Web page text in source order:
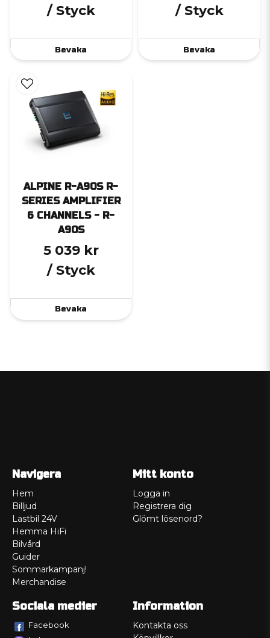
/ Styck
Bevaka
/ Styck
Bevaka
ALPINE R-A90S R-
SERIES AMPLIFIER
6 CHANNELS - R-
A90S
5 039 kr
/ Styck
Bevaka
Navigera
Hem
Billjud
Lastbil 24V
Hemma HiFi
Bilvård
Guider
Sommarkampanj!
Merchandise
Mitt konto
Logga in
Registrera dig
Glömt lösenord?
Sociala medier
Facebook
Information
Kontakta oss